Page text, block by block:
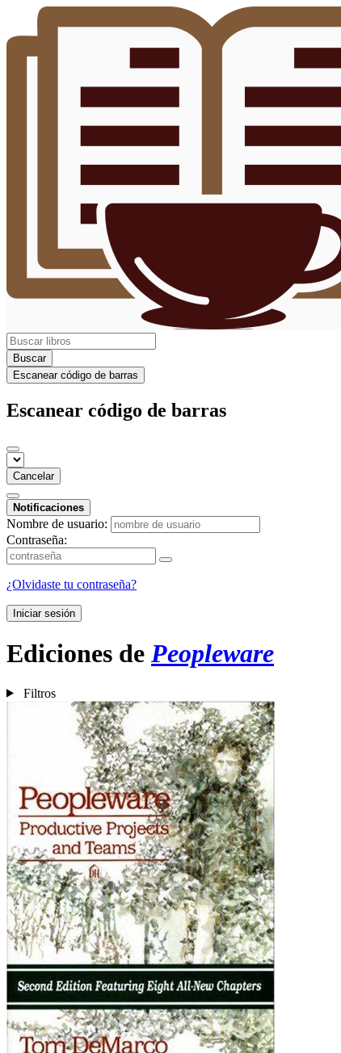
Buscar
Escanear código de barras
Escanear código de barras
Cancelar
Notificaciones
Nombre de usuario:
Contraseña:
¿Olvidaste tu contraseña?
Iniciar sesión
Ediciones de Peopleware
Filtros